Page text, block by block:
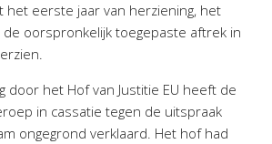
het eerste jaar van herziening, het
oorspronkelijk toegepaste aftrek in
door het Hof van Justitie EU heeft de
in cassatie tegen de uitspraak
ongegrond verklaard. Het hof had